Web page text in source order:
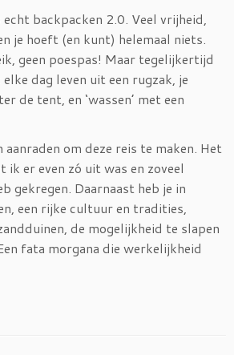
backpacken 2.0. Veel vrijheid,
je hoeft (en kunt) helemaal niets.
geen poespas! Maar tegelijkertijd
dag leven uit een rugzak, je
de tent, en ‘wassen’ met een
aanraden om deze reis te maken. Het
ik er even zó uit was en zoveel
gekregen. Daarnaast heb je in
een rijke cultuur en tradities,
de mogelijkheid te slapen
fata morgana die werkelijkheid